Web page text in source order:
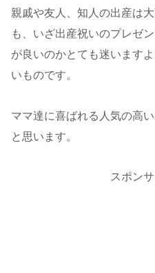
親戚や友人、知人の出産は
も、いざ出産祝いのプレゼ
が良いのかとても迷います
いものです。
ママ達に喜ばれる人気の高
と思います。
スポン